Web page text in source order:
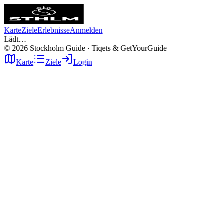
KarteZieleErlebnisseAnmelden
Lädt…
© 2026 Stockholm Guide · Tiqets & GetYourGuide
Karte
Ziele Login